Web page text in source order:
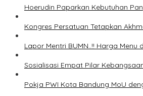
Hoerudin Paparkan Kebutuhan
Kongres Persatuan Tetapkan
Lapor Mentri BUMN..!! Harga Menu
Sosialisasi Empat Pilar
Pokja PWI Kota Bandung MoU